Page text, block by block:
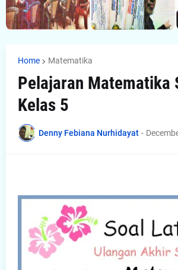
Home Matematika
Pelajaran Matematika
Kelas 5
Denny Febiana Nurhidayat -